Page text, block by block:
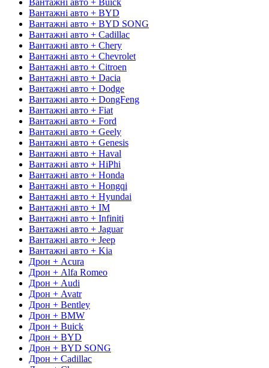
Вантажні авто + BYD
Вантажні авто + BYD SONG
Вантажні авто + Cadillac
Вантажні авто + Chery
Вантажні авто + Chevrolet
Вантажні авто + Citroen
Вантажні авто + Dacia
Вантажні авто + Dodge
Вантажні авто + DongFeng
Вантажні авто + Fiat
Вантажні авто + Ford
Вантажні авто + Geely
Вантажні авто + Genesis
Вантажні авто + Haval
Вантажні авто + HiPhi
Вантажні авто + Honda
Вантажні авто + Hongqi
Вантажні авто + Hyundai
Вантажні авто + IM
Вантажні авто + Infiniti
Вантажні авто + Jaguar
Вантажні авто + Jeep
Вантажні авто + Kia
Дрон + Acura
Дрон + Alfa Romeo
Дрон + Audi
Дрон + Avatr
Дрон + Bentley
Дрон + BMW
Дрон + Buick
Дрон + BYD
Дрон + BYD SONG
Дрон + Cadillac